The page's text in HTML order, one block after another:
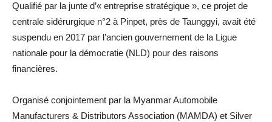
Qualifié par la junte d’« entreprise stratégique », ce projet de
centrale sidérurgique n°2 à Pinpet, près de Taunggyi, avait été
suspendu en 2017 par l’ancien gouvernement de la Ligue
nationale pour la démocratie (NLD) pour des raisons
financières.
Organisé conjointement par la Myanmar Automobile
Manufacturers & Distributors Association (MAMDA) et Silver